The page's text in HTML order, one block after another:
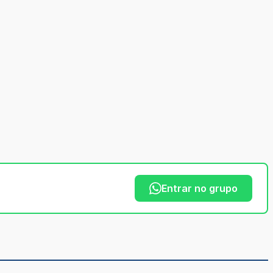
Entrar no grupo